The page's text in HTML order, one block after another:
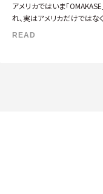
アメリカではいま「
れ、実はアメリカだけではな
あります。特に欧米では、カ
READ